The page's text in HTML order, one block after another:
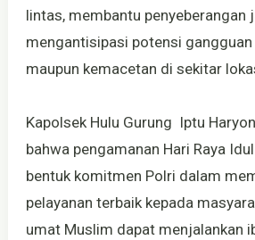
lintas, membantu penyeberangan
mengantisipasi potensi
maupun kemacetan di sekitar
Kapolsek Hulu Gurung Iptu
bahwa pengamanan Hari Raya
bentuk komitmen Polri dalam
pelayanan terbaik kepada
umat Muslim dapat menjalankan